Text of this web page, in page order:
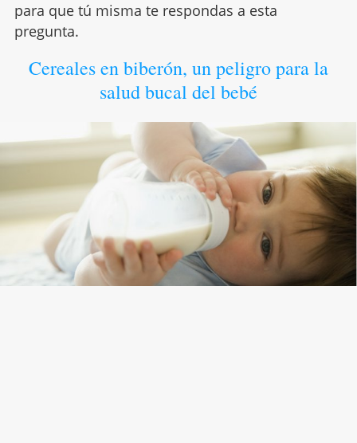
para que tú misma te respondas a esta
pregunta.
Cereales en biberón, un peligro para la
salud bucal del bebé